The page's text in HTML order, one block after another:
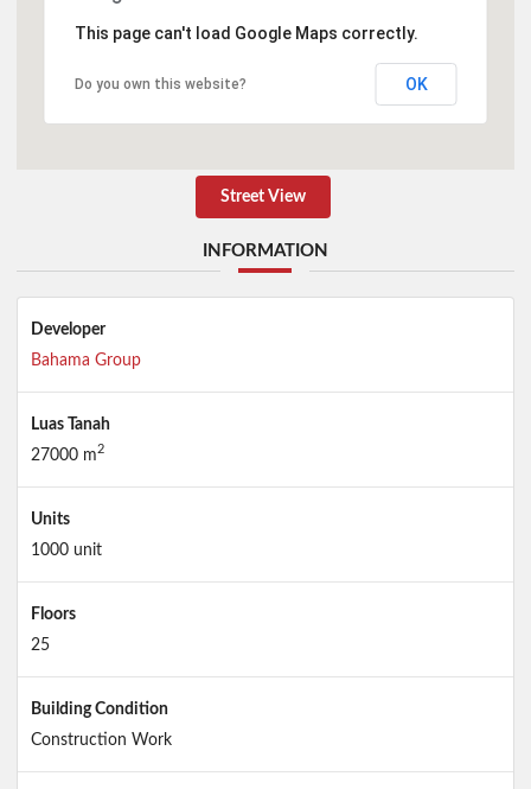
This page can't load Google Maps correctly.
Do you own this website? OK
Street View
INFORMATION
Developer
Bahama Group
Luas Tanah
27000 m2
Units
1000 unit
Floors
25
Building Condition
Construction Work